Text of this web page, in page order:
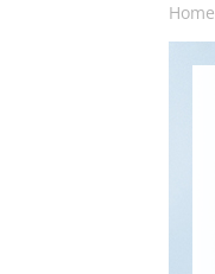
Home